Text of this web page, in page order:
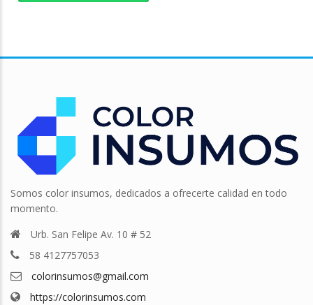
Somos color insumos, dedicados a ofrecerte calidad en todo
momento.
Urb. San Felipe Av. 10 # 52
58 4127757053
colorinsumos@gmail.com
https://colorinsumos.com